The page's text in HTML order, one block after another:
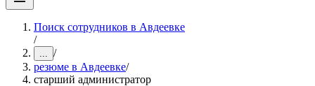
Поиск сотрудников в Авдеевке
/
... /
резюме в Авдеевке/
старший администратор